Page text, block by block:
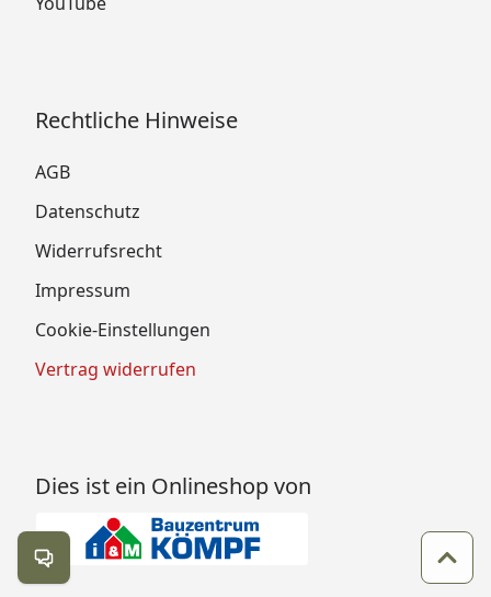
Rechtliche Hinweise
AGB
Datenschutz
Widerrufsrecht
Impressum
Cookie-Einstellungen
Vertrag widerrufen
Dies ist ein Onlineshop von
Kontakt öffnen